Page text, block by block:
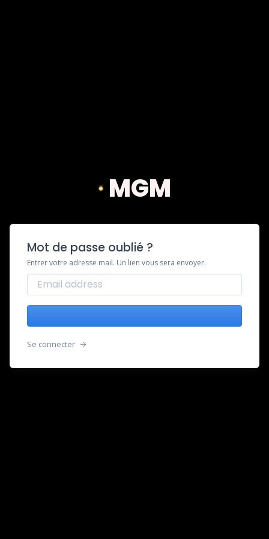
MGM
Mot de passe oublié ?
Entrer votre adresse mail. Un lien vous sera envoyer.
Se connecter →